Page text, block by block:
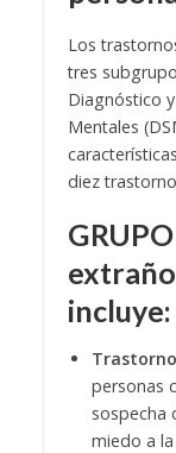
Los
tres
Diagnóstico
Mentales
diez
incluye:
personas
sospecha
miedo a